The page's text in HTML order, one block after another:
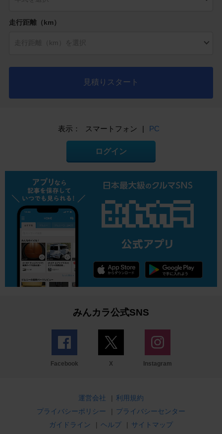
走行距離（km）
見積りスタート
表示： スマートフォン | PC
ログイン
みんカラ公式SNS
Facebook X Instagram
運営会社 | 利用規約
プライバシーポリシー
| プライバシーセンター
ガイドライン
| ヘルプ | サイトマップ